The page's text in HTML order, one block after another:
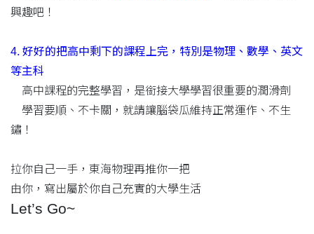
興趣吧！
4. 好好的把高中剩下的課程上完，特別是物理、數學、英文
等主科
高中課程的完整學習，是銜接大學學習很重要的潤滑劑
學習要順、不卡關，就請讓腦袋瓜維持正常運作、不生
鏽！
拉你自己一手，東海物理再推你一把
由你，寫出屬於你自己充實的大學生活
Let’s Go~